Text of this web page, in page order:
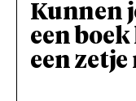
Kunnen
een boek
een zetje